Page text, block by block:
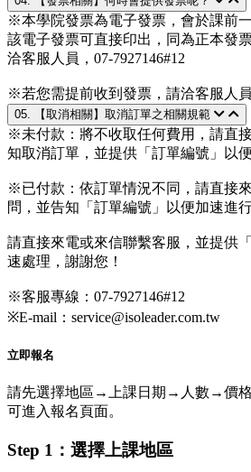
※本學院發票為電子發票，會於課前
該電子發票可直接印出，同為正本發
洽客服人員，07-7927146#12
※若您需提前收到發票，請洽客服人
05. 【取消相關】取消訂單之相關規範
※未付款：將不收取任何費用，請直
知取消訂單，並提供「訂單編號」以
※已付款：依訂單情況不同，請直接
問，並告知「訂單編號」以便加速進行
請直接來電或來信聯繫客服，並提供
速處理，謝謝您！
※客服專線：07-7927146#12
※E-mail：service@isoleader.com.tw
立即報名
請先選擇地區→上課日期→人數→價格
可進入報名頁面。
Step 1：選擇上課地區